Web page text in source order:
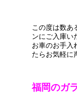
この度は数あ
ンにご入庫い
お車のお手入
たらお気軽に
福岡のガ